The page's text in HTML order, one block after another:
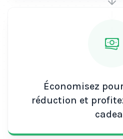
Économisez
réduction et